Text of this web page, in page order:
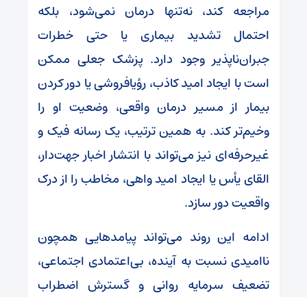
مراجعه کند، نه‌تنها درمان نمی‌شود، بلکه
احتمال تشدید بیماری یا حتی خطرات
جبران‌ناپذیر وجود دارد. پزشک جعلی ممکن
است با ایجاد امید کاذب، رؤیافروشی یا دور کردن
بیمار از مسیر درمان واقعی، وضعیت او را
وخیم‌تر کند. به همین ترتیب، یک رسانه فیک و
غیرحرفه‌ای نیز می‌تواند با انتشار اخبار جهت‌دار،
القای یأس یا ایجاد امید واهی، مخاطب را از درک
واقعیت دور سازد.
ادامه این روند می‌تواند پیامدهایی همچون
ناامیدی نسبت به آینده، بی‌اعتمادی اجتماعی،
تضعیف سرمایه روانی و گسترش اضطراب